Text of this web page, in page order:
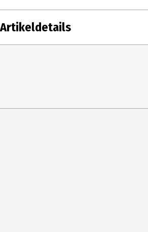
Artikeldetails